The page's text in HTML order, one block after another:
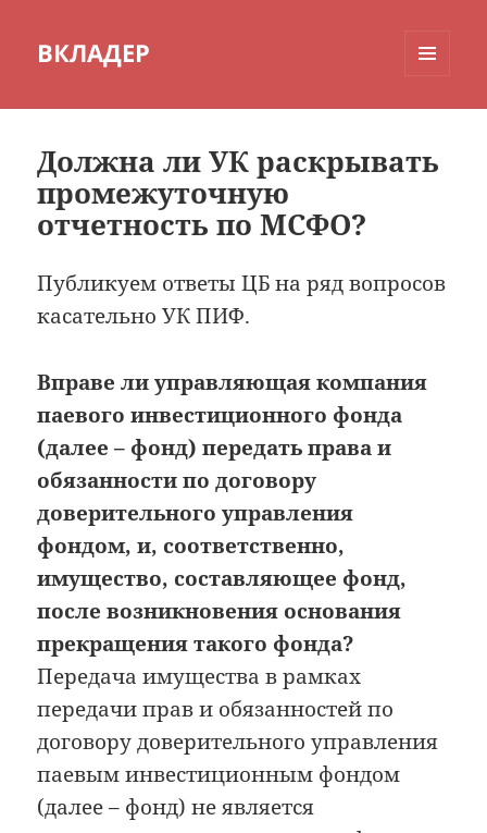
ВКЛАДЕР
Должна ли УК раскрывать
промежуточную
отчетность по МСФО?
Публикуем ответы ЦБ на ряд вопросов
касательно УК ПИФ.
Вправе ли управляющая компания
паевого инвестиционного фонда
(далее – фонд) передать права и
обязанности по договору
доверительного управления
фондом, и, соответственно,
имущество, составляющее фонд,
после возникновения основания
прекращения такого фонда?
Передача имущества в рамках
передачи прав и обязанностей по
договору доверительного управления
паевым инвестиционным фондом
(далее – фонд) не является